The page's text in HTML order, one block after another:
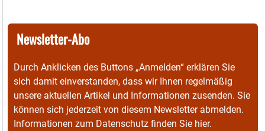
Newsletter-Abo
Durch Anklicken des Buttons „Anmelden“ erklären Sie
sich damit einverstanden, dass wir Ihnen regelmäßig
unsere aktuellen Artikel und Informationen zusenden. Sie
können sich jederzeit von diesem Newsletter abmelden.
Informationen zum Datenschutz finden Sie hier.